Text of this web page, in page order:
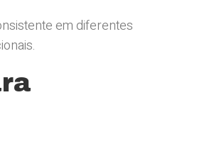
em diferentes